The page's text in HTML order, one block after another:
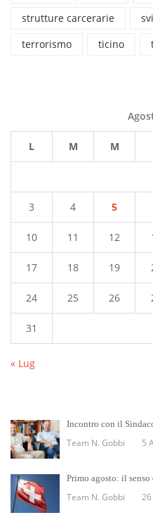
strutture carcerarie
terrorismo
ticino
L M M
3 4 5
10 11 12
17 18 19
24 25 26
31
« Lug
Incontro con il
Team N. Gobbi 5
Primo agosto: il senso
Team N. Gobbi